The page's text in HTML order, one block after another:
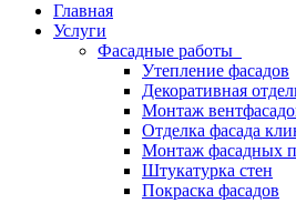
Главная
Услуги
Фасадные работы
Утепление фасадов
Декоративная
Монтаж
Отделка фасада
Монтаж фасадных
Штукатурка стен
Покраска фасадов